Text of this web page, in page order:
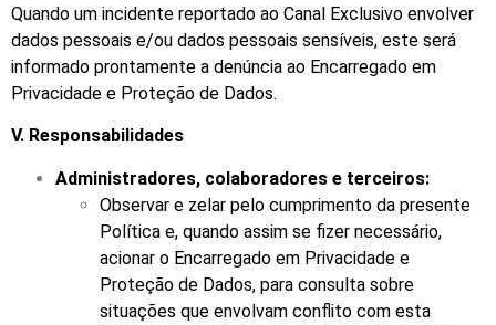
Quando um incidente reportado ao Canal Exclusivo envolver
dados pessoais e/ou dados pessoais sensíveis, este será
informado prontamente a denúncia ao Encarregado em
Privacidade e Proteção de Dados.
V. Responsabilidades
Administradores, colaboradores e terceiros:
Observar e zelar pelo cumprimento da presente
Política e, quando assim se fizer necessário,
acionar o Encarregado em Privacidade e
Proteção de Dados, para consulta sobre
situações que envolvam conflito com esta